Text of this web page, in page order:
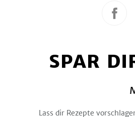
Folge
SPAR
Lass dir Rezepte